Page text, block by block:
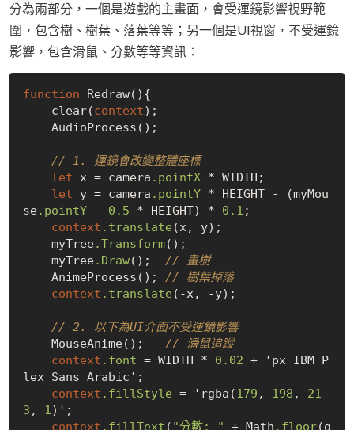
分為兩部分，一個是遊戲的主畫面，會受運鏡影響視野範
圍，包含樹、樹葉、落葉等等；另一個是UI視窗，不受運鏡
影響，包含滑鼠、分數等等資訊：
function Redraw(){
    clear(
context);
// 1. 運鏡會改變整體座標
let x = camera .pointX * WIDTH;
let y = camera .pointY * HEIGHT - (myMou
se.pointY - 0 .5 * HEIGHT) * 0 .1 ;
context .translate (x, y);
    myTree
.Transform();
    myTree
.Draw(); // 畫樹
    AnimeProcess();
// 樹葉掉落
context .translate (-x, -y);
// 2. 以下為UI介面不受運鏡影響
    MouseAnime();
// 滑鼠追蹤
context .font = WIDTH * 0 .02 + 'px IBM P
lex Sans Arabic';
context .fillStyle = 'rgba(179 , 198 , 21
3 , 1 )';
context .fillText ( "分數: " + Math .floor(g